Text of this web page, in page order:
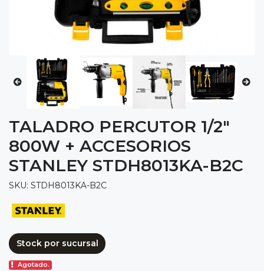
TALADRO PERCUTOR 1/2"
800W + ACCESORIOS
STANLEY STDH8013KA-B2C
SKU: STDH8013KA-B2C
Stock por sucursal
Agotado.